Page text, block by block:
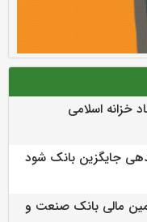
خزانه اسلامی
جایگزین بانک شود
مالی بانک صنعت و